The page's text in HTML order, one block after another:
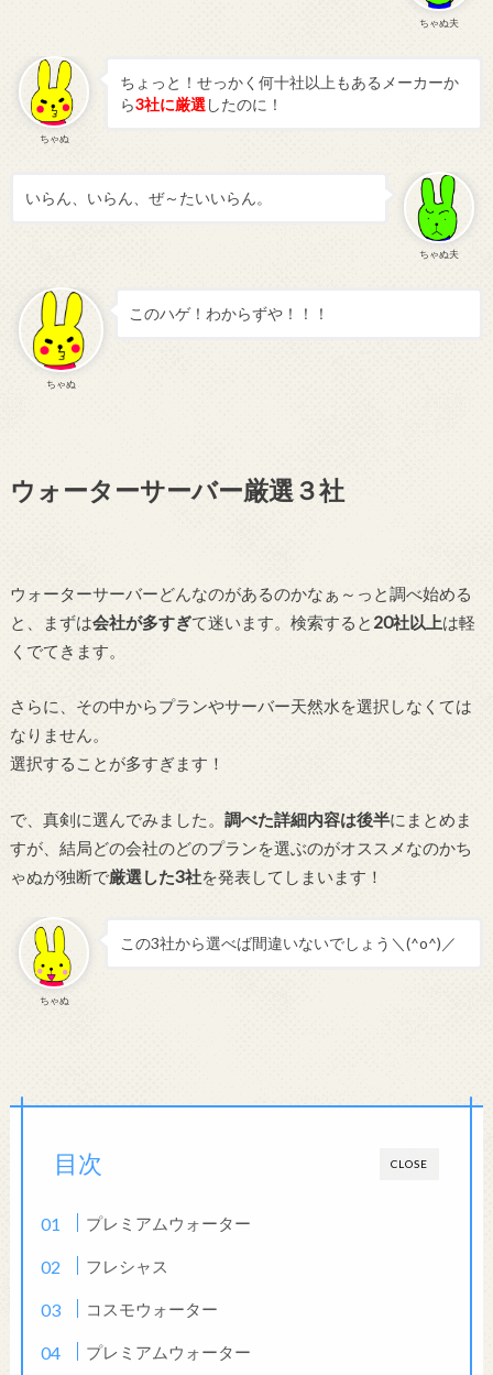
ちゃぬ夫
ちゃぬ
ちょっと！せっかく何十社以上もあるメーカーか
ら3社に厳選したのに！
ちゃぬ夫
いらん、いらん、ぜ～たいいらん。
ちゃぬ
このハゲ！わからずや！！！
ウォーターサーバー厳選３社
ウォーターサーバーどんなのがあるのかなぁ～っと調べ始める
と、まずは会社が多すぎて迷います。検索すると 20社以上は軽
くでてきます。
さらに、その中からプランやサーバー天然水を選択しなくては
なりません。
選択することが多すぎます！
で、真剣に選んでみました。 調べた詳細内容は後半にまとめま
すが、結局どの会社のどのプランを選ぶのがオススメなのかち
ゃぬが独断で厳選した3社を発表してしまいます！
ちゃぬ
この3社から選べば間違いないでしょう＼(^o^)／
CLOSE
目次
プレミアムウォーター
フレシャス
コスモウォーター
プレミアムウォーター